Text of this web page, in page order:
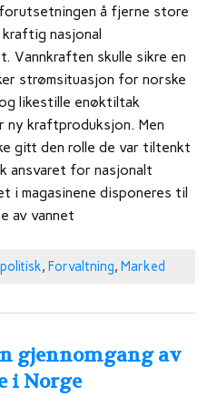
å fjerne store
kraftig nasjonal
Vannkraften skulle sikre en
strømsituasjon for norske
likestille enøktiltak
ny kraftproduksjon. Men
gitt den rolle de var tiltenkt
ansvaret for nasjonalt
i magasinene disponeres til
av vannet
, Forvaltning, Marked
gjennomgang av
i Norge